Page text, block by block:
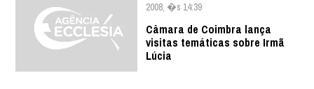
2008, �s 14:39
Câmara de Coimbra lança
visitas temáticas sobre Irmã
Lúcia